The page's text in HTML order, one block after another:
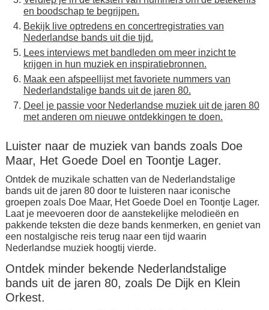
en boodschap te begrijpen.
Bekijk live optredens en concertregistraties van
Nederlandse bands uit die tijd.
Lees interviews met bandleden om meer inzicht te
krijgen in hun muziek en inspiratiebronnen.
Maak een afspeellijst met favoriete nummers van
Nederlandstalige bands uit de jaren 80.
Deel je passie voor Nederlandse muziek uit de jaren 80
met anderen om nieuwe ontdekkingen te doen.
Luister naar de muziek van bands zoals Doe
Maar, Het Goede Doel en Toontje Lager.
Ontdek de muzikale schatten van de Nederlandstalige
bands uit de jaren 80 door te luisteren naar iconische
groepen zoals Doe Maar, Het Goede Doel en Toontje Lager.
Laat je meevoeren door de aanstekelijke melodieën en
pakkende teksten die deze bands kenmerken, en geniet van
een nostalgische reis terug naar een tijd waarin
Nederlandse muziek hoogtij vierde.
Ontdek minder bekende Nederlandstalige
bands uit de jaren 80, zoals De Dijk en Klein
Orkest.